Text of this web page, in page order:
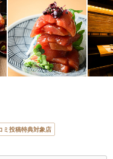
ミ投稿特典対象店